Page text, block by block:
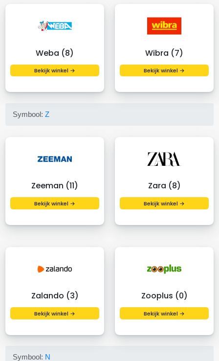
Weba (8)
Bekijk winkel →
Wibra (7)
Bekijk winkel →
Symbool:Z
Zeeman (11)
Bekijk winkel →
Zara (8)
Bekijk winkel →
Zalando (3)
Bekijk winkel →
Zooplus (0)
Bekijk winkel →
Symbool: N